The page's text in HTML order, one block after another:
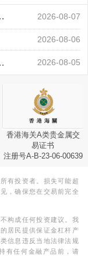
据“东风” 2026-08-07
2026-08-06
一击破局 2026-08-05
香港海关A类贵金属交
易证书
注册号A-B-23-06-00639
有投资者。损失可能超
，确保您在交易前完全
构成任何投资建议。我
居民提供保证金杠杆产
信息违反当地法律法规
有任何金融产品前，请